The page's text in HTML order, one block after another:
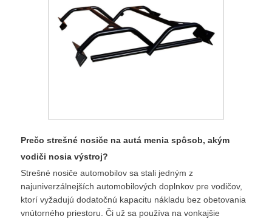
Prečo strešné nosiče na autá menia spôsob, akým
vodiči nosia výstroj?
Strešné nosiče automobilov sa stali jedným z
najuniverzálnejších automobilových doplnkov pre vodičov,
ktorí vyžadujú dodatočnú kapacitu nákladu bez obetovania
vnútorného priestoru. Či už sa používa na vonkajšie